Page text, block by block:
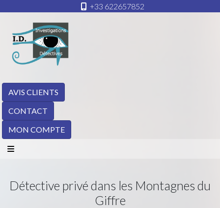
+33 622657852
AVIS CLIENTS
CONTACT
MON COMPTE
Détective privé dans les Montagnes du
Giffre